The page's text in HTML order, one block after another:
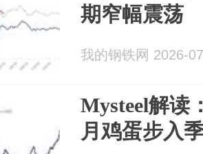
期窄幅震荡
我的钢铁网 2026-
Mysteel解读
月鸡蛋步入